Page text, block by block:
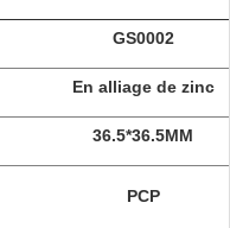
GS0002
En alliage de zinc
36.5*36.5MM
PCP